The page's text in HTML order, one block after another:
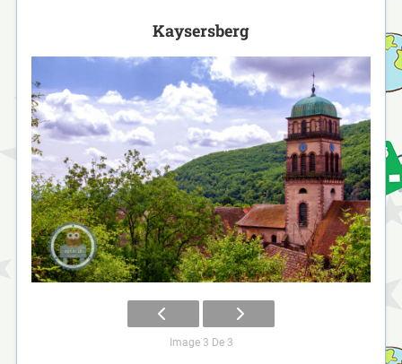
Kaysersberg
Image 3 De 3